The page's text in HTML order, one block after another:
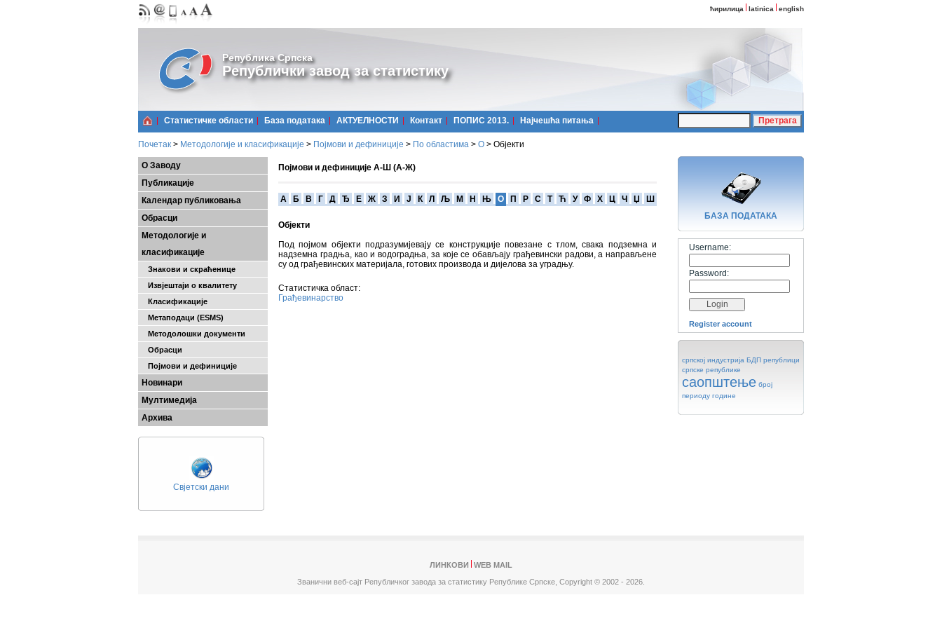
ћирилица latinica english
Република Српска
Републички завод за статистику
Статистичке области Базa података АКТУЕЛНОСТИ Контакт ПОПИС 2013. Најчешћa питања
Почетак > Методологије и класификације > Појмови и дефиниције > По областима > О > Објекти
О Заводу
Публикације
Календар публиковања
Обрасци
Методологије и
класификације
Знакови и скраћенице
Извјештаји о квалитету
Класификације
Метаподаци (ESMS)
Методолошки документи
Обрасци
Појмови и дефиниције
Новинари
Мултимедија
Архива
Свјетски дани
Појмови и дефиниције А-Ш (А-Ж)
A Б В Г Д Ђ Е Ж З И Ј К Л Љ М Н Њ О П Р С Т Ћ У Ф Х Ц Ч Џ Ш
Објекти
Под појмом објекти подразумијевају се конструкције повезане с тлом, свака подземна и
надземна градња, као и водоградња, за које се обављају грађевински радови, а направљене
су од грађевинских материјала, готових производа и дијелова за уградњу.
Статистичка област:
Грађевинарство
БАЗA ПОДАТАКА
Username:
Password:
Register account
српској индустрија БДП републици
српске републике
саопштење број
периоду године
ЛИНКОВИ
WEB MAIL
Званични веб-сајт Републичког завода за статистику Републике Српске, Copyright © 2002 - 2026.